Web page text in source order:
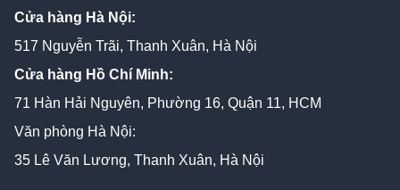
Cửa hàng Hà Nội:
517 Nguyễn Trãi, Thanh Xuân, Hà Nội
Cửa hàng Hồ Chí Minh:
71 Hàn Hải Nguyên, Phường 16, Quận 11, HCM
Văn phòng Hà Nội:
35 Lê Văn Lương, Thanh Xuân, Hà Nội